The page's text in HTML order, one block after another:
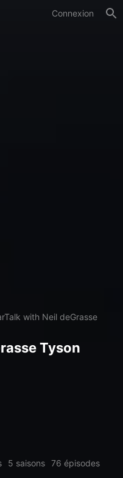
Connexion
with Neil deGrasse
Tyson
5 saisons 76 épisodes